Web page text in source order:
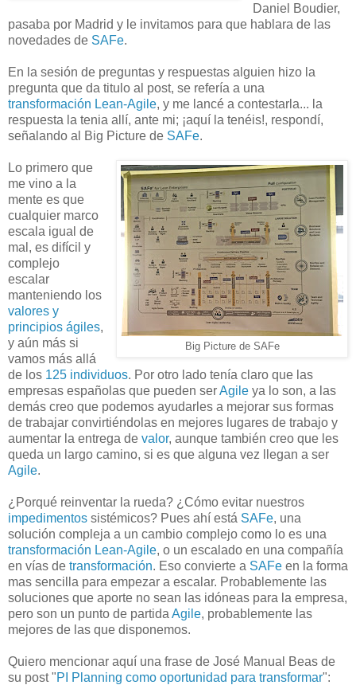
Daniel Boudier,
pasaba por Madrid y le invitamos para que hablara de las
novedades de SAFe.
En la sesión de preguntas y respuestas alguien hizo la
pregunta que da titulo al post, se refería a una
transformación Lean-Agile, y me lancé a contestarla... la
respuesta la tenia allí, ante mi; ¡aquí la tenéis!, respondí,
señalando al Big Picture de SAFe.
Big Picture de SAFe
Lo primero que
me vino a la
mente es que
cualquier marco
escala igual de
mal, es difícil y
complejo
escalar
manteniendo los
valores y
principios ágiles,
y aún más si
vamos más allá
de los 125 individuos. Por otro lado tenía claro que las
empresas españolas que pueden serAgile ya lo son, a las
demás creo que podemos ayudarles a mejorar sus formas
de trabajar convirtiéndolas en mejores lugares de trabajo y
aumentar la entrega de valor, aunque también creo que les
queda un largo camino, si es que alguna vez llegan a ser
Agile.
¿Porqué reinventar la rueda? ¿Cómo evitar nuestros
impedimentos sistémicos? Pues ahí está SAFe, una
solución compleja a un cambio complejo como lo es una
transformación Lean-Agile, o un escalado en una compañía
en vías de transformación. Eso convierte a SAFe en la forma
mas sencilla para empezar a escalar. Probablemente las
soluciones que aporte no sean las idóneas para la empresa,
pero son un punto de partida Agile, probablemente las
mejores de las que disponemos.
Quiero mencionar aquí una frase de José Manual Beas de
su post "PI Planning como oportunidad para transformar":